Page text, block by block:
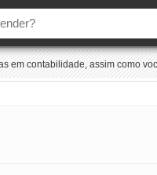
em contabilidade, assim como